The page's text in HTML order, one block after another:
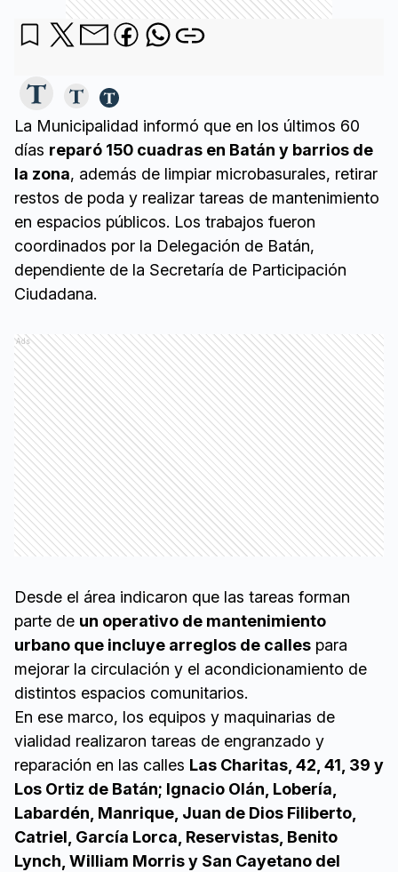
La Municipalidad informó que en los últimos 60
días reparó 150 cuadras en Batán y barrios de
la zona, además de limpiar microbasurales, retirar
restos de poda y realizar tareas de mantenimiento
en espacios públicos. Los trabajos fueron
coordinados por la Delegación de Batán,
dependiente de la Secretaría de Participación
Ciudadana.
Ads
Desde el área indicaron que las tareas forman
parte de un operativo de mantenimiento
urbano que incluye arreglos de calles para
mejorar la circulación y el acondicionamiento de
distintos espacios comunitarios.
En ese marco, los equipos y maquinarias de
vialidad realizaron tareas de engranzado y
reparación en las calles Las Charitas, 42, 41, 39 y
Los Ortiz de Batán; Ignacio Olán, Lobería,
Labardén, Manrique, Juan de Dios Filiberto,
Catriel, García Lorca, Reservistas, Benito
Lynch, William Morris y San Cayetano del